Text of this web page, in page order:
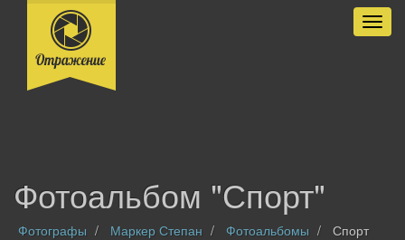
Фотоальбом "Спорт"
Фотографы Маркер Степан Фотоальбомы Спорт